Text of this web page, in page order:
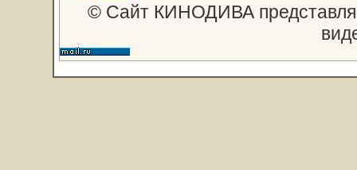
© Сайт КИНОДИВА